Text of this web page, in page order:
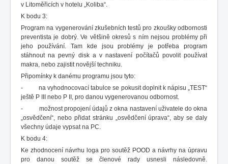
v Litoměřicích v hotelu „Koliba“.
K bodu 3:
Program na vygenerování zkušebních testů pro zkoušky odbornosti
preventista je dobrý. Ve většině okresů s ním nejsou problémy při
jeho používání. Tam kde jsou problémy je potřeba program
stáhnout na pevný disk a v nastavení počítačů povolit používat
makra, nebo zajistit novější techniku.
Připomínky k danému programu jsou tyto:
- na vyhodnocovací tabulce se pokusit doplnit k nápisu „TEST“
ještě P III nebo P II, pro danou vygenerovanou odbornost.
- možnost propojení údajů z okna nastavení uživatele do okna
„osvědčení“, nebo přidat stránku „osvědčení úprava“, aby se daly
všechny údaje vypsat na PC.
K bodu 4:
Ke zhodnocení návrhu loga pro soutěž POOD a návrhy na úpravu
pro danou soutěž se členové rady usnesli následovně.